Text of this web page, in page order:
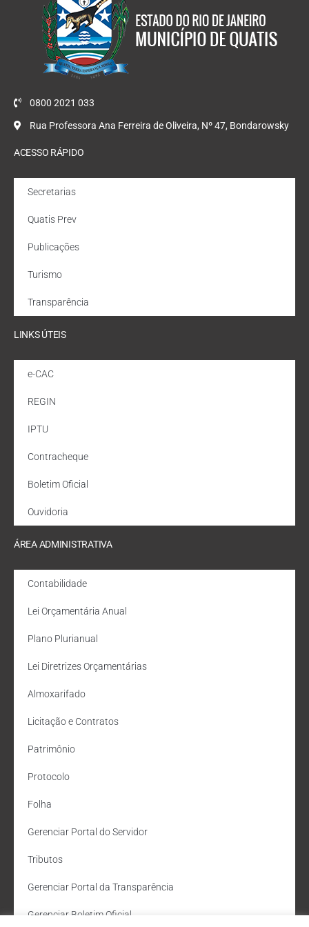
0800 2021 033
Rua Professora Ana Ferreira de Oliveira, Nº 47, Bondarowsky
ACESSO RÁPIDO
Secretarias
Quatis Prev
Publicações
Turismo
Transparência
LINKS ÚTEIS
e-CAC
REGIN
IPTU
Contracheque
Boletim Oficial
Ouvidoria
ÁREA ADMINISTRATIVA
Contabilidade
Lei Orçamentária Anual
Plano Plurianual
Lei Diretrizes Orçamentárias
Almoxarifado
Licitação e Contratos
Patrimônio
Protocolo
Folha
Gerenciar Portal do Servidor
Tributos
Gerenciar Portal da Transparência
Gerenciar Boletim Oficial